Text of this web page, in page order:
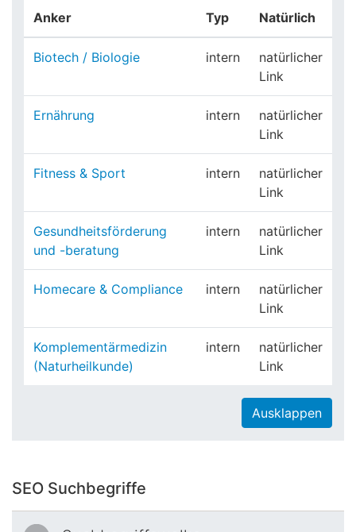
Anker Typ Natürlich
Biotech / Biologie intern
natürlicher
Link
Ernährung intern
natürlicher
Link
Fitness & Sport intern
natürlicher
Link
Gesundheitsförderung
und -beratung
intern
natürlicher
Link
Homecare & Compliance intern
natürlicher
Link
Komplementärmedizin
(Naturheilkunde)
intern
natürlicher
Link
Ausklappen
SEO Suchbegriffe